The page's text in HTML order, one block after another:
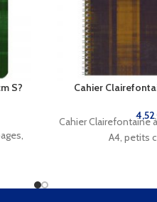
S?
Cahier
4,52
Cahier Clairefontaine
A4, petits